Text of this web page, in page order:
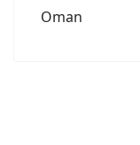
Oman